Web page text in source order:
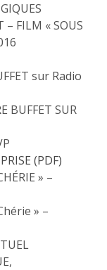
– FILM « SOUS
sur Radio
BUFFET SUR
(PDF)
» –
» –